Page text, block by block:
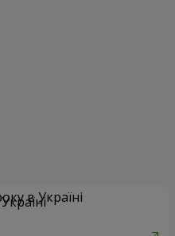
в Україні